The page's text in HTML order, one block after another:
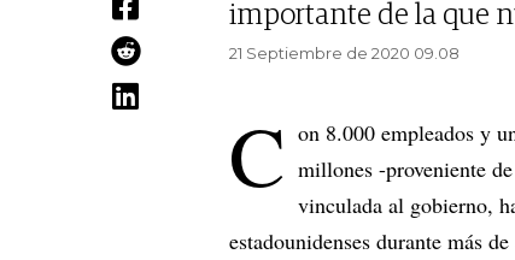
importante de la que
21 Septiembre de 2020 09.08
C on 8.000 empleados y
millones -proveniente
vinculada al gobierno,
estadounidenses durante más